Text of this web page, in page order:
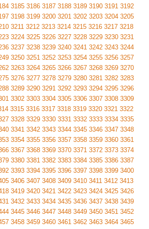
3185 3186 3187 3188 3189 3190 3191 3192
3198 3199 3200 3201 3202 3203 3204 3205
3211 3212 3213 3214 3215 3216 3217 3218
3224 3225 3226 3227 3228 3229 3230 3231
3237 3238 3239 3240 3241 3242 3243 3244
3250 3251 3252 3253 3254 3255 3256 3257
3263 3264 3265 3266 3267 3268 3269 3270
3276 3277 3278 3279 3280 3281 3282 3283
3289 3290 3291 3292 3293 3294 3295 3296
3302 3303 3304 3305 3306 3307 3308 3309
3315 3316 3317 3318 3319 3320 3321 3322
3328 3329 3330 3331 3332 3333 3334 3335
3341 3342 3343 3344 3345 3346 3347 3348
3354 3355 3356 3357 3358 3359 3360 3361
3367 3368 3369 3370 3371 3372 3373 3374
3380 3381 3382 3383 3384 3385 3386 3387
3393 3394 3395 3396 3397 3398 3399 3400
3406 3407 3408 3409 3410 3411 3412 3413
3419 3420 3421 3422 3423 3424 3425 3426
3432 3433 3434 3435 3436 3437 3438 3439
3445 3446 3447 3448 3449 3450 3451 3452
3458 3459 3460 3461 3462 3463 3464 3465